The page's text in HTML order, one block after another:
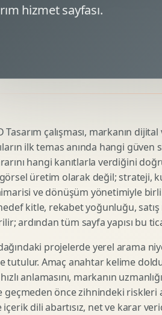
Google Ads Reklam
Remarketing Kreatifleri
Urun Gorsellestirme
3D Reklam Gorseli
Cgi Kampanya Gorseli
3D Karakter Tasarimi
3D Stand Tasarimi
3D Sosyal Medya Gorseli
3D Lansman Filmi
hizmet sayfası.
Tasarım çalışması, markanın dijital
ilk temas anında hangi
hangi kanıtlarla verdiğini
üretim olarak değil; strateji,
ve dönüşüm yönetimiyle
kitle, rekabet yoğunluğu,
ardından tüm sayfa yapısı bu
projelerde yerel arama
tutulur. Amaç anahtar kelime
anlamasını, markanın
geçmeden önce zihnindeki riskleri
dili abartısız, net ve karar